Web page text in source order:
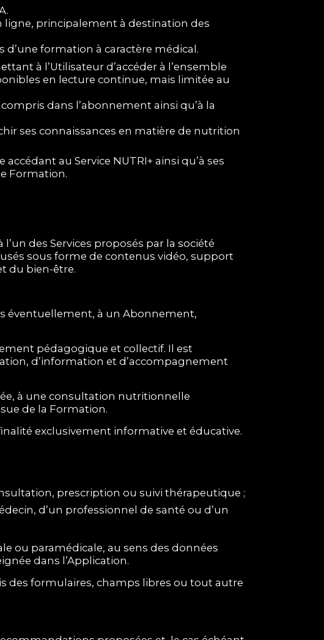
ligne, principalement à destination des
d’une formation à caractère médical.
à l’Utilisateur d’accéder à l’ensemble
en lecture continue, mais limitée au
dans l’abonnement ainsi qu’à la
ses connaissances en matière de nutrition
au Service NUTRI+ ainsi qu’à ses
Formation.
des Services proposés par la société
sous forme de contenus vidéo, support
du bien-être.
éventuellement, à un Abonnement,
pédagogique et collectif. Il est
d’information et d’accompagnement
à une consultation nutritionnelle
de la Formation.
exclusivement informative et éducative.
prescription ou suivi thérapeutique ;
d’un professionnel de santé ou d’un
ou paramédicale, au sens des données
dans l’Application.
des formulaires, champs libres ou tout autre